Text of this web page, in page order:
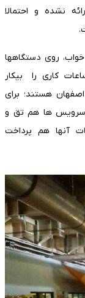
نشده و احتمالا
روی دستگاهها
کاری را بیکار
هستند؛ برای
سرویس ها هم تق و
آنها هم پرداخت